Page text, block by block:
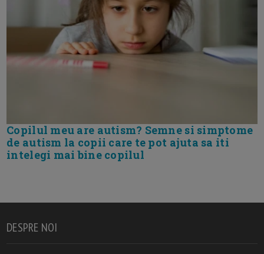
Copilul meu are autism? Semne si simptome
de autism la copii care te pot ajuta sa iti
intelegi mai bine copilul
DESPRE NOI